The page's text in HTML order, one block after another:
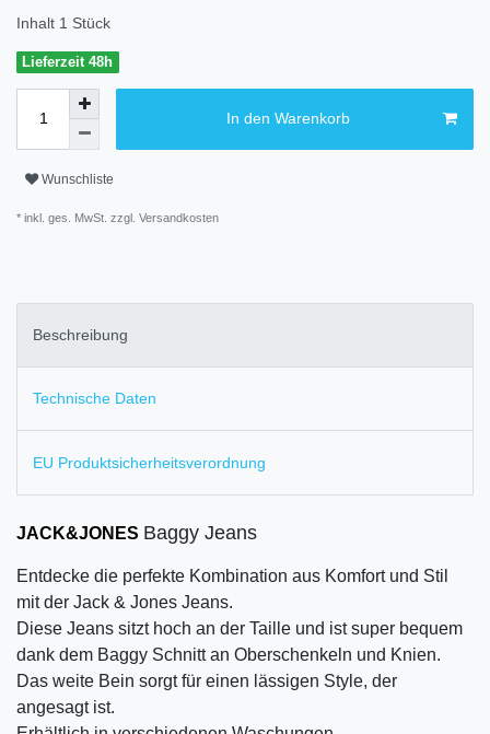
Inhalt 1 Stück
Lieferzeit 48h
In den Warenkorb
Wunschliste
* inkl. ges. MwSt. zzgl. Versandkosten
Beschreibung
Technische Daten
EU Produktsicherheitsverordnung
JACK&JONES Baggy Jeans
Entdecke die perfekte Kombination aus Komfort und Stil
mit der Jack & Jones Jeans.
Diese Jeans sitzt hoch an der Taille und ist super bequem
dank dem Baggy Schnitt an Oberschenkeln und Knien.
Das weite Bein sorgt für einen lässigen Style, der
angesagt ist.